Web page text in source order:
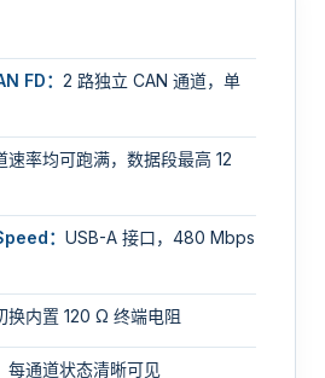
FD： 2 路独立 CAN 通道，单
速率均可跑满，数据段最高 12
： USB-A 接口，480 Mbps
换内置 120 Ω 终端电阻
每通道状态清晰可见